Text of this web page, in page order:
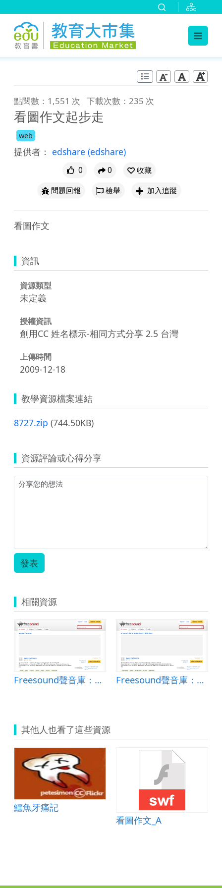
點閱數：1,551 次 下載次數：235 次
看圖作文起步走
web
提供者： edshare (edshare)
0 0
收藏
問題回報
檢舉 加入追蹤
看圖作文
資訊
資源類型
未定義
授權資訊
創用CC 姓名標示-相同方式分享 2.5 台灣
上傳時間
2009-12-18
教學資源檔案連結
8727.zip (744.50KB)
資源評論或心得分享
發表
相關資源
Freesound聲音庫：aigua V A.wav Freesound聲音庫：el soroll de la fusta-Dani i Biel.wav
其他人也看了這些資源
鱷魚牙痛記
看圖作文_A